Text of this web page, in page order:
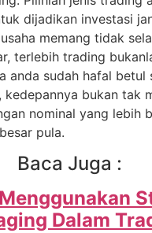
dijadikan investasi
memang tidak
terlebih trading
anda sudah hafal betul
kedepannya bukan tak
nominal yang lebih
pula.
Baca Juga :
Dalam